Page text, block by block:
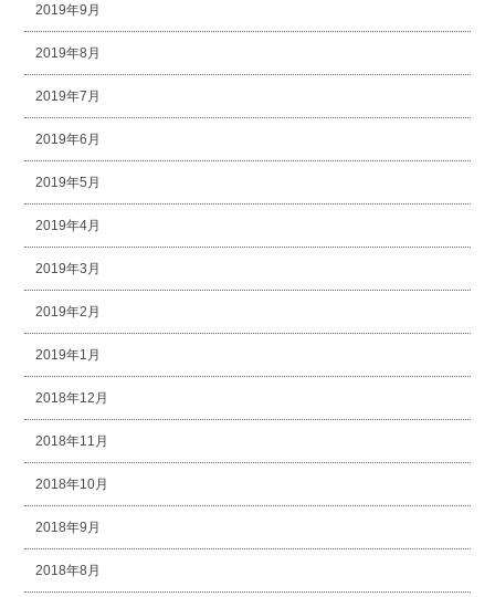
2019年9月
2019年8月
2019年7月
2019年6月
2019年5月
2019年4月
2019年3月
2019年2月
2019年1月
2018年12月
2018年11月
2018年10月
2018年9月
2018年8月